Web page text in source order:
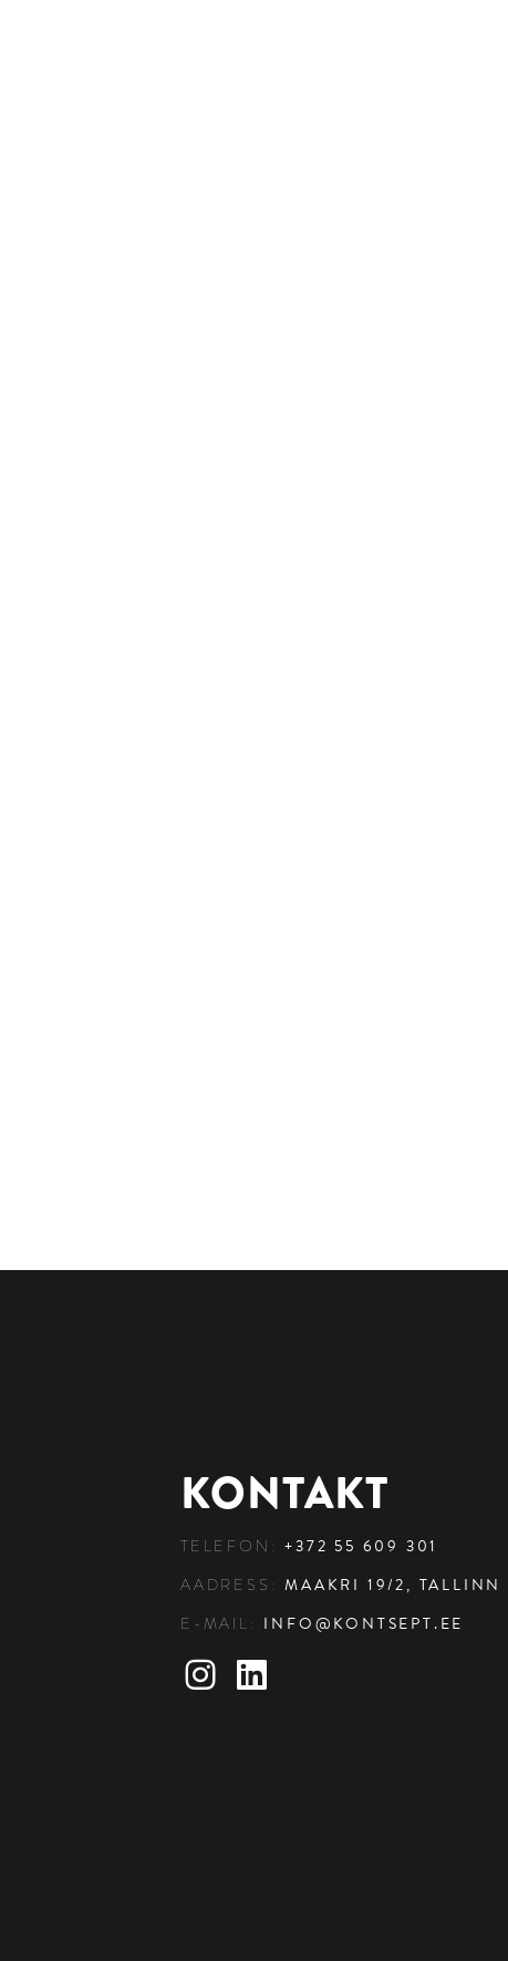
KONTAKT
TELEFON:+372 55 609 301
AADRESS:MAAKRI 19/2, TALLINN
E-MAIL: INFO@KONTSEPT.EE